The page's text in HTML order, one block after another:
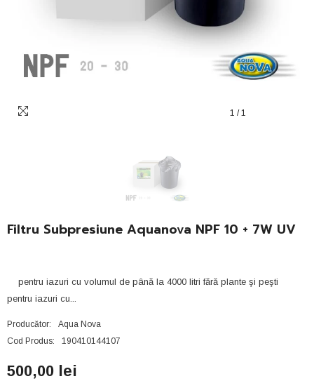
1 / 1
Filtru Subpresiune Aquanova NPF 10 + 7W UV
pentru iazuri cu volumul de până la 4000 litri fără plante şi peşti
pentru iazuri cu...
Producător:
Aqua Nova
Cod Produs:
190410144107
500,00 lei